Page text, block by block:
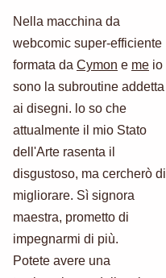
Nella macchina da
webcomic super-efficiente
formata da Cymon e me io
sono la subroutine addetta
ai disegni. lo so che
attualmente il mio Stato
dell'Arte rasenta il
disgustoso, ma cercherò di
migliorare. Sì signora
maestra, prometto di
impegnarmi di più.
Potete avere una